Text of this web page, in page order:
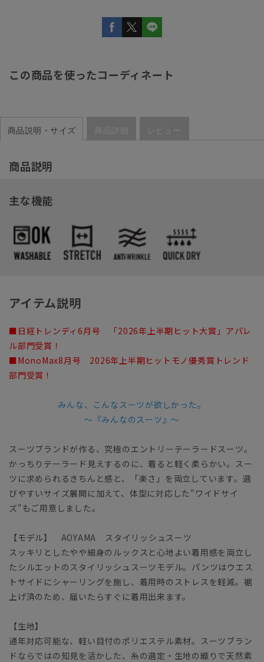
この商品を使ったコーディネート
商品説明・サイズ 商品詳細 レビュー
商品説明
主な機能
アイテム説明
■日経トレンディ6月号 「2026年上半期ヒット大賞」アパレ
ル部門受賞！
■MonoMax8月号 2026年上半期ヒットモノ優秀賞トレンド
部門受賞！
みんな、こんなスーツが欲しかった。
～『みんなのスーツ』～
スーツブランドが作る、究極のエントリーテーラードスーツ。
かっちりテーラード見えするのに、着ると軽く柔らかい。スー
ツに求められるきちんと感と、「楽さ」を両立しています。選
びやすいサイズ展開に加えて、体型に対応した"ワイドサイ
ズ"もご用意しました。
【モデル】 AOYAMA スタイリッシュスーツ
スッキリとしたやや細身のルックスと心地よい着用感を両立し
たシルエットのスタイリッシュスーツモデル。パンツはウエス
トサイドにシャーリングを施し、着用時のストレスを軽減。裾
上げ済のため、届いたらすぐに着用出来ます。
【生地】
通年対応可能な、軽い目付のポリエステル素材。スーツブラン
ドならではの知見を活かした、糸の選定・生地の織りで天然素